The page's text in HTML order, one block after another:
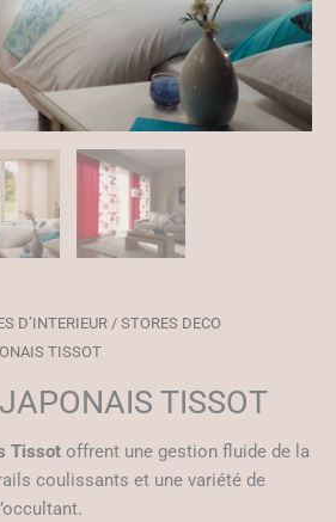
D’INTERIEUR / STORES DECO
TISSOT
TISSOT
Tissot offrent une gestion fluide de la
coulissants et une variété de